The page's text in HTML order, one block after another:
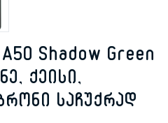
Shadow Green
ქეისი,
საჩუქრად